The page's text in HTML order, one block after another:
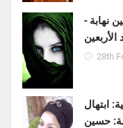
نهابة -
28th
ابتهال
حسين